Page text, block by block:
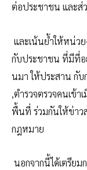
ต่อประชาชน และส่
และเน้นย้ำให้หน่ว
กับประชาชน ที่มีที่อ
นมา ให้ประสาน กับ
,ตำรวจตรวจคนเข้า
พื้นที่ ร่วมกันให้ข่าว
กฎหมาย
นอกจากนี้ได้เตรียม